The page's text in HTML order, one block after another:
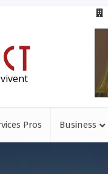
Pros Business